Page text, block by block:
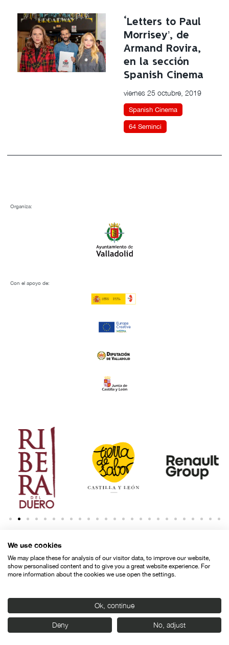
‘Letters to Paul
Morrisey’, de
Armand Rovira,
en la sección
Spanish Cinema
viernes 25 octubre, 2019
Spanish Cinema
64 Seminci
Organiza:
Con el apoyo de:
Política de privacidadPolítica de cookies
© SEMINCI – Semana Internacional de Cine de Valladolid International
We use cookies
We may place these for analysis of our visitor data, to improve our website,
show personalised content and to give you a great website experience. For
more information about the cookies we use open the settings.
Ok, continue
Deny No, adjust